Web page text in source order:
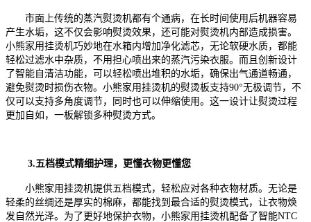
市面上传统的蒸汽熨烫机都有个通病，在长时间使用后机器容易
产生水垢，这不仅会影响熨烫效果，还可能对熨烫机内部造成损害。
小熊家用挂烫机巧妙地在水箱内增加净化滤芯，无论软硬水质，都能
轻松过滤水中杂质，不用担心喷出来的蒸汽污染衣服。而且创新设计
了智能自清洁功能，可以轻松喷出堆积的水垢，确保出气通道畅通，
避免熨烫时损伤衣物。 小熊家用挂烫机的熨烫板支持90°无极调节， 不
仅可以支持多角度调节，同时也可以伸缩使用。这一设计让熨烫过程
更加自如， 一板解锁多种熨烫方式。
3.五档模式精细护理，更懂衣物更懂您
小熊家用挂烫机提供五档模式，轻松应对各种衣物材质。无论是
轻柔的丝绸还是厚实的棉麻，都能找到最合适的熨烫模式，让衣物焕
发自然光泽。为了更好地保护衣物，小熊家用挂烫机配备了智能NTC